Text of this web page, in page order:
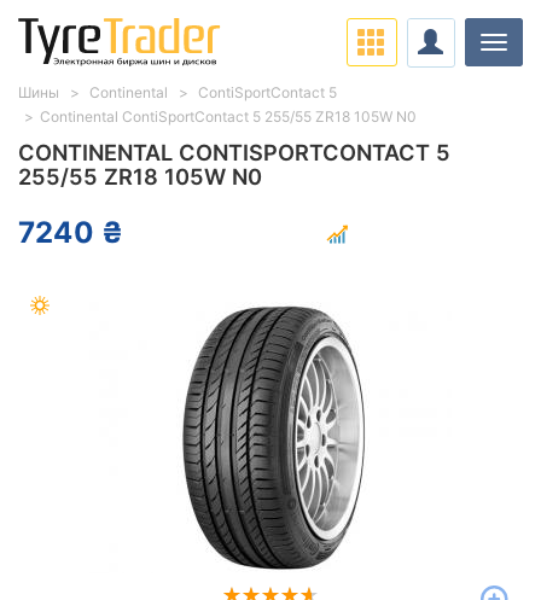
CONTINENTAL CONTISPORTCONTACT 5
255/55 ZR18 105W N0
7240 ₴
Шины Continental
ContiSportContact 5
Continental ContiSportContact 5 255/55 ZR18 105W N0